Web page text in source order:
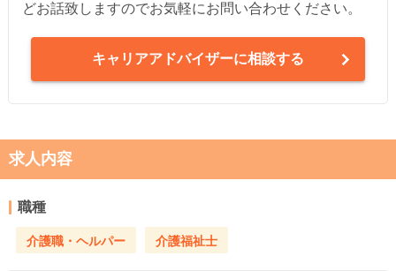
どお話致しますのでお気軽にお問い合わせください。
キャリアアドバイザーに相談する
求人内容
職種
介護職・ヘルパー 介護福祉士